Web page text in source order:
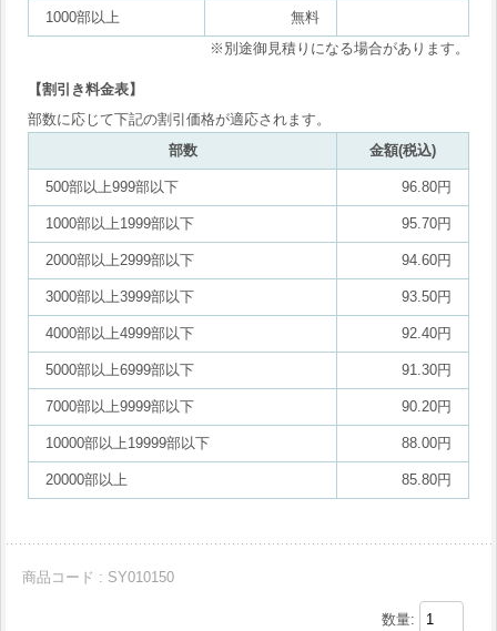
1000部以上
無料
※別途御見積りになる場合があります。
【割引き料金表】
部数に応じて下記の割引価格が適応されます。
部数
金額(税込)
500部以上999部以下 96.80円
1000部以上1999部以下 95.70円
2000部以上2999部以下 94.60円
3000部以上3999部以下 93.50円
4000部以上4999部以下 92.40円
5000部以上6999部以下 91.30円
7000部以上9999部以下 90.20円
10000部以上19999部以下 88.00円
20000部以上 85.80円
商品コード : SY010150
数量: